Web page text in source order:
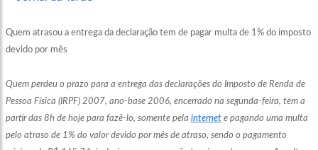
Quem atrasou a entrega da declaração tem de pagar multa de 1% do imposto
devido por mês
Quem perdeu o prazo para a entrega das declarações do Imposto de Renda de
Pessoa Física (IRPF) 2007, ano-base 2006, encerrado na segunda-feira, tem a
partir das 8h de hoje para fazê-lo, somente pela internete pagando uma multa
pelo atraso de 1% do valor devido por mês de atraso, sendo o pagamento